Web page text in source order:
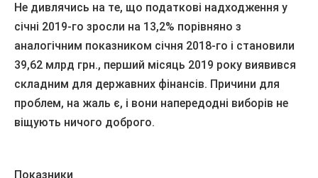
Не дивлячись на те, що податкові надходження у
січні 2019-го зросли на 13,2% порівняно з
аналогічним показником січня 2018-го і становили
39,62 млрд грн., перший місяць 2019 року виявився
складним для державних фінансів. Причини для
проблем, на жаль є, і вони напередодні виборів не
віщують ничого доброго.
Показники